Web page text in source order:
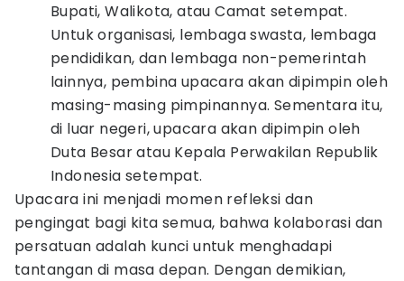
Bupati, Walikota, atau Camat setempat.
Untuk organisasi, lembaga swasta, lembaga
pendidikan, dan lembaga non-pemerintah
lainnya, pembina upacara akan dipimpin oleh
masing-masing pimpinannya. Sementara itu,
di luar negeri, upacara akan dipimpin oleh
Duta Besar atau Kepala Perwakilan Republik
Indonesia setempat.
Upacara ini menjadi momen refleksi dan
pengingat bagi kita semua, bahwa kolaborasi dan
persatuan adalah kunci untuk menghadapi
tantangan di masa depan. Dengan demikian,